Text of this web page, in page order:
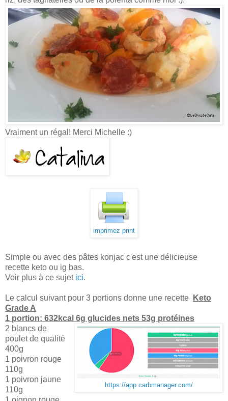
Vraiment un régal! Merci Michelle :)
imprimez print
Simple ou avec des pâtes konjac c'est une délicieuse
recette keto ou ig bas.
Voir plus à ce sujet ici.
Le calcul suivant pour 3 portions donne une recette
Keto
Grade A
1 portion: 632kcal 6g glucides nets 53g protéines
https://app.carbmanager.com/
2 blancs de
poulet de qualité
400g
1 poivron rouge
110g
1 poivron jaune
110g